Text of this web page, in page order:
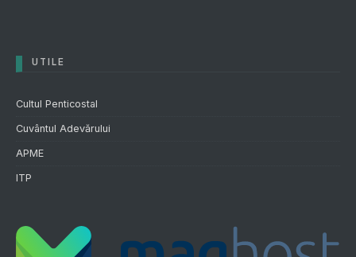
UTILE
Cultul Penticostal
Cuvântul Adevărului
APME
ITP